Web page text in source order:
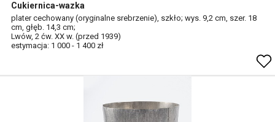
Cukiernica-wazka
plater cechowany (oryginalne srebrzenie), szkło; wys. 9,2 cm, szer. 18
cm, głęb. 14,3 cm;
Lwów, 2 ćw. XX w. (przed 1939)
estymacja: 1 000 - 1 400 zł